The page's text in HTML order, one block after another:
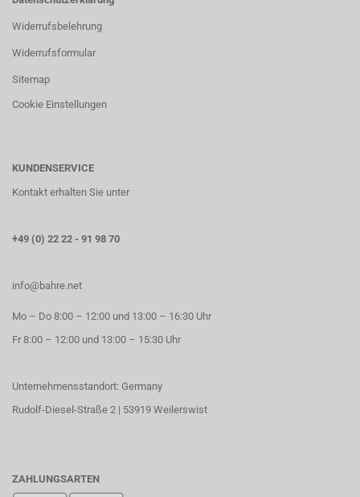
Widerrufsbelehrung
Widerrufsformular
Sitemap
Cookie Einstellungen
KUNDENSERVICE
Kontakt erhalten Sie unter
+49 (0) 22 22 - 91 98 70
info@bahre.net
Mo – Do 8:00 – 12:00 und 13:00 – 16:30 Uhr
Fr 8:00 – 12:00 und 13:00 – 15:30 Uhr
Unternehmensstandort: Germany
Rudolf-Diesel-Straße 2 | 53919 Weilerswist
ZAHLUNGSARTEN